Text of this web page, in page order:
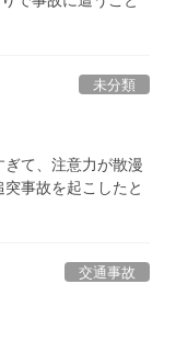
未分類
て、注意力が散漫
事故を起こしたと
交通事故